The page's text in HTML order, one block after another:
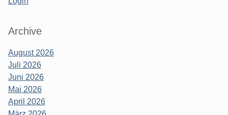
Archive
August 2026
Juli 2026
Juni 2026
Mai 2026
April 2026